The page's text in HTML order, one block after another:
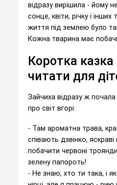
відразу вирішила - йому
сонце, квіти, річку і
життя під землею було
Кожна тварина має
Коротка
читати для
Зайчиха відразу ж
про світ вгорі:
- Там ароматна трава,
співають дзвінко,
побачити червоні
зелену папороть!
- Не знаю, хто ти така, і